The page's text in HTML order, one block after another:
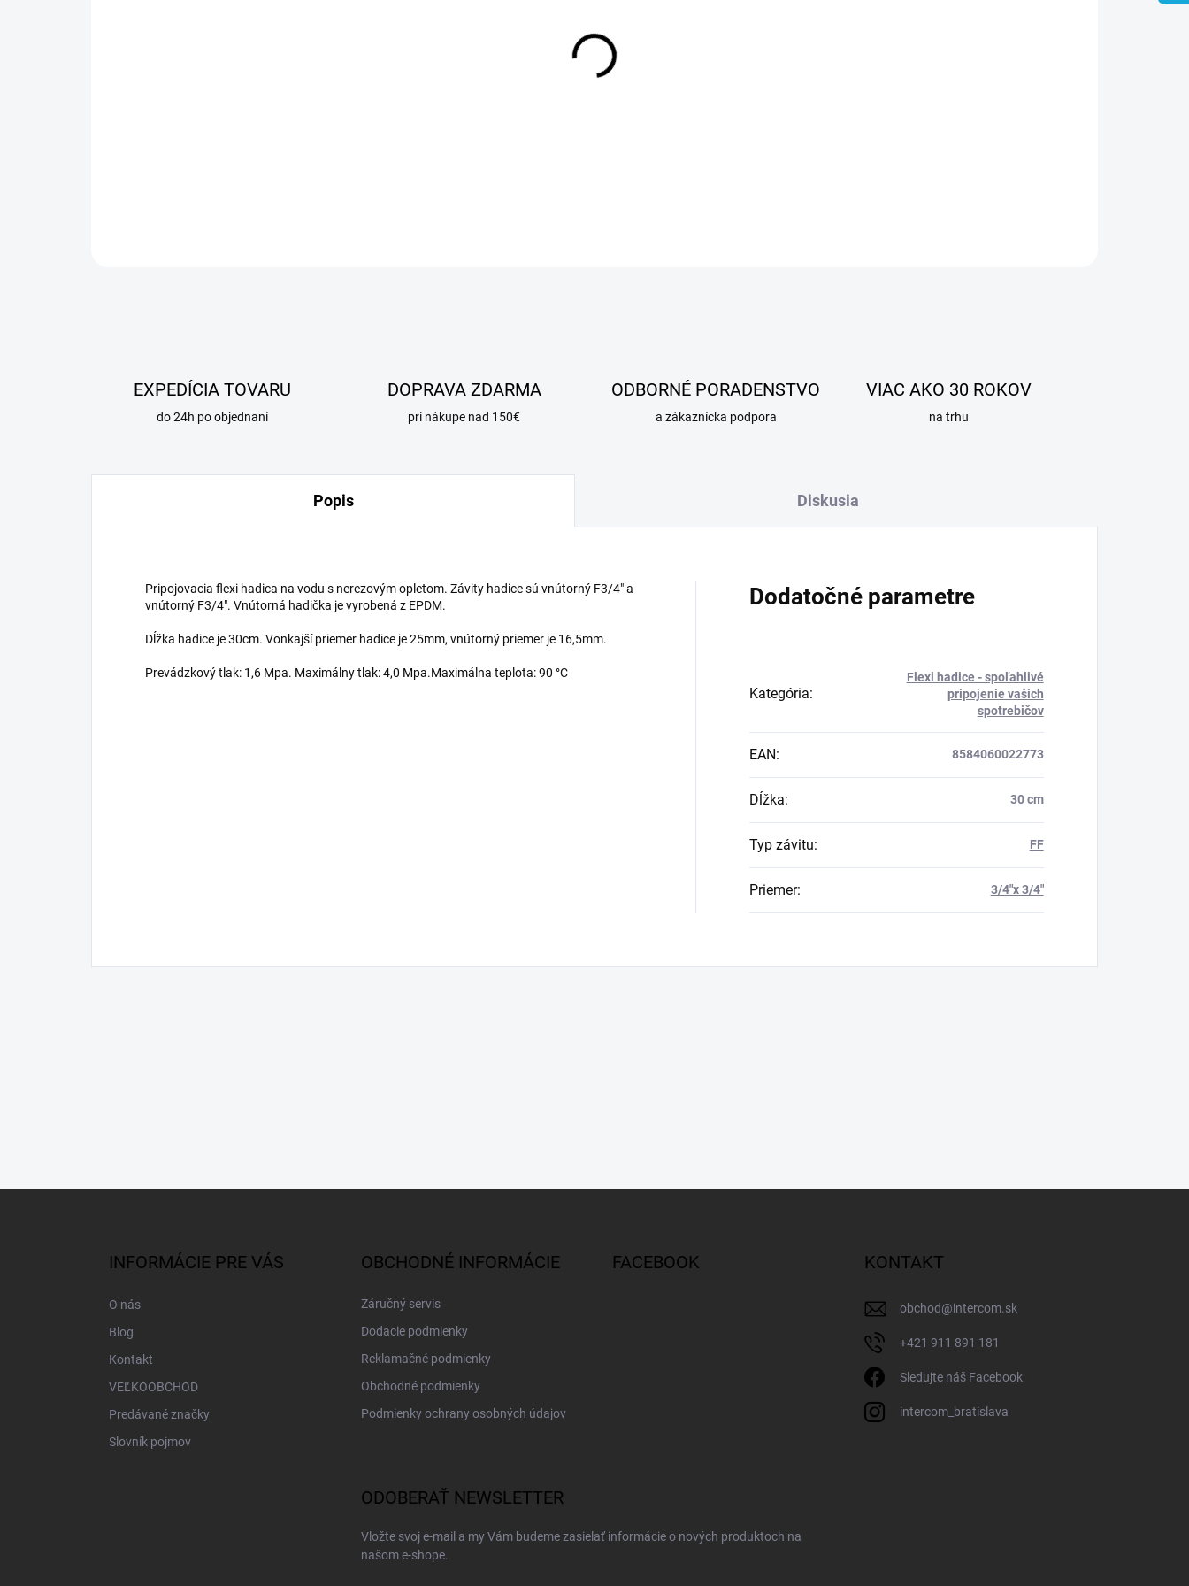
EXPEDÍCIA TOVARU
do 24h po objednaní
DOPRAVA ZDARMA
pri nákupe nad 150€
ODBORNÉ PORADENSTVO
a zákaznícka podpora
VIAC AKO 30 ROKOV
na trhu
Popis Diskusia
Pripojovacia flexi hadica na vodu s nerezovým opletom. Závity hadice sú vnútorný F3/4" a
vnútorný F3/4". Vnútorná hadička je vyrobená z EPDM.
Dĺžka hadice je 30cm. Vonkajší priemer hadice je 25mm, vnútorný priemer je 16,5mm.
Prevádzkový tlak: 1,6 Mpa. Maximálny tlak: 4,0 Mpa.Maximálna teplota: 90 °C
Dodatočné parametre
Kategória:
Flexi hadice - spoľahlivé
pripojenie vašich
spotrebičov
EAN: 8584060022773
Dĺžka: 30 cm
Typ závitu: FF
Priemer: 3/4"x 3/4"
INFORMÁCIE PRE VÁS
O nás
Blog
Kontakt
VEĽKOOBCHOD
Predávané značky
Slovník pojmov
OBCHODNÉ INFORMÁCIE
Záručný servis
Dodacie podmienky
Reklamačné podmienky
Obchodné podmienky
Podmienky ochrany osobných údajov
FACEBOOK KONTAKT
obchod@intercom.sk
+421 911 891 181
Sledujte náš Facebook
intercom_bratislava
ODOBERAŤ NEWSLETTER
Vložte svoj e-mail a my Vám budeme zasielať informácie o nových produktoch na
našom e-shope.